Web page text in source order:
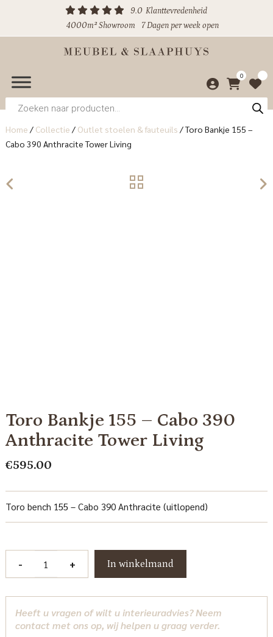
9.0 Klanttevredenheid
4000m² Showroom
7 Dagen per week open
0
Producten
zoeken
Home / Collectie / Outlet stoelen & fauteuils /Toro Bankje 155 –
Cabo 390 Anthracite Tower Living
Toro Bankje 155 – Cabo 390
Anthracite Tower Living
€595.00
Toro bench 155 – Cabo 390 Anthracite (uitlopend)
-
Cabo
390
+ In winkelmand
Heeft u vragen of wilt u interieuradvies? Neem
contact met ons op, wij helpen u graag verder.